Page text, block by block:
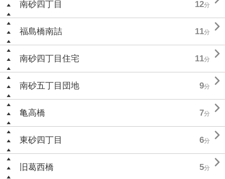
南砂四丁目 12分
福島橋南詰 11分 
南砂四丁目住宅 11分 
南砂五丁目団地 9分 
亀高橋 7分 
東砂四丁目 6分 
旧葛西橋 5分 